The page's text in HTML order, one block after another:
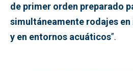
de primer orden preparado
simultáneamente rodajes
y en entornos acuáticos”.